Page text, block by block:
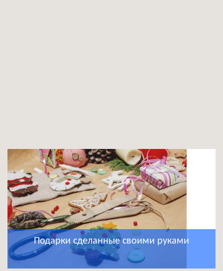
Подарки сделанные своими руками